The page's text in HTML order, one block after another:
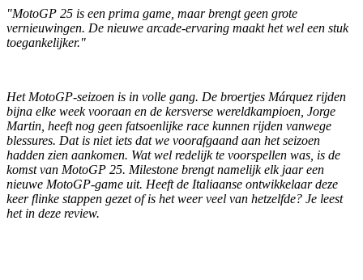
"MotoGP 25 is een prima game, maar brengt geen grote
vernieuwingen. De nieuwe arcade-ervaring maakt het wel een stuk
toegankelijker."
Het MotoGP-seizoen is in volle gang. De broertjes Márquez rijden
bijna elke week vooraan en de kersverse wereldkampioen, Jorge
Martin, heeft nog geen fatsoenlijke race kunnen rijden vanwege
blessures. Dat is niet iets dat we voorafgaand aan het seizoen
hadden zien aankomen. Wat wel redelijk te voorspellen was, is de
komst van MotoGP 25. Milestone brengt namelijk elk jaar een
nieuwe MotoGP-game uit. Heeft de Italiaanse ontwikkelaar deze
keer flinke stappen gezet of is het weer veel van hetzelfde? Je leest
het in deze review.